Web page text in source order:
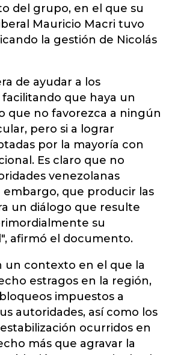
del grupo, en el que su
Mauricio Macri tuvo
la gestión de Nicolás
de ayudar a los
que haya un
que no favorezca a ningún
pero si a lograr
por la mayoría con
Es claro que no
venezolanas
embargo, que producir las
un diálogo que resulte
su
afirmó el documento.
un contexto en el que la
estragos en la región,
impuestos a
autoridades, así como los
ocurridos en
más que agravar la